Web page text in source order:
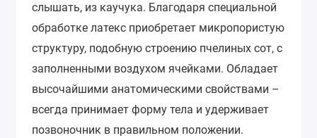
слышать, из каучука. Благодаря специальной
обработке латекс приобретает микропористую
структуру, подобную строению пчелиных сот, с
заполненными воздухом ячейками. Обладает
высочайшими анатомическими свойствами –
всегда принимает форму тела и удерживает
позвоночник в правильном положении.